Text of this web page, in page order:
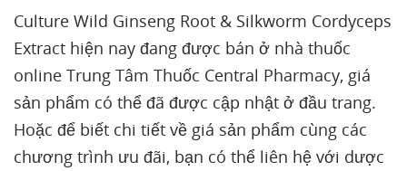
Culture Wild Ginseng Root & Silkworm Cordyceps
Extract hiện nay đang được bán ở nhà thuốc
online Trung Tâm Thuốc Central Pharmacy, giá
sản phẩm có thể đã được cập nhật ở đầu trang.
Hoặc để biết chi tiết về giá sản phẩm cùng các
chương trình ưu đãi, bạn có thể liên hệ với dược